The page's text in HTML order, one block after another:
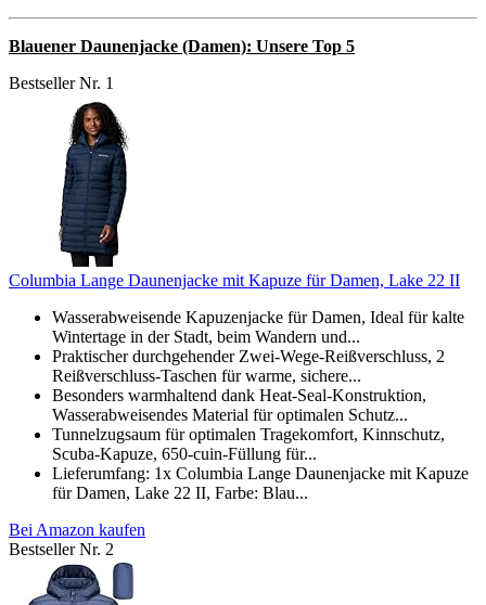
Blauener Daunenjacke (Damen): Unsere Top 5
Bestseller Nr. 1
Columbia Lange Daunenjacke mit Kapuze für Damen, Lake 22 II
Wasserabweisende Kapuzenjacke für Damen, Ideal für kalte
Wintertage in der Stadt, beim Wandern und...
Praktischer durchgehender Zwei-Wege-Reißverschluss, 2
Reißverschluss-Taschen für warme, sichere...
Besonders warmhaltend dank Heat-Seal-Konstruktion,
Wasserabweisendes Material für optimalen Schutz...
Tunnelzugsaum für optimalen Tragekomfort, Kinnschutz,
Scuba-Kapuze, 650-cuin-Füllung für...
Lieferumfang: 1x Columbia Lange Daunenjacke mit Kapuze
für Damen, Lake 22 II, Farbe: Blau...
Bei Amazon kaufen
Bestseller Nr. 2